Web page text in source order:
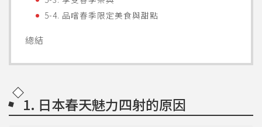
5-4. 品嚐春季限定美食與甜點
總結
1. 日本春天魅力四射的原因